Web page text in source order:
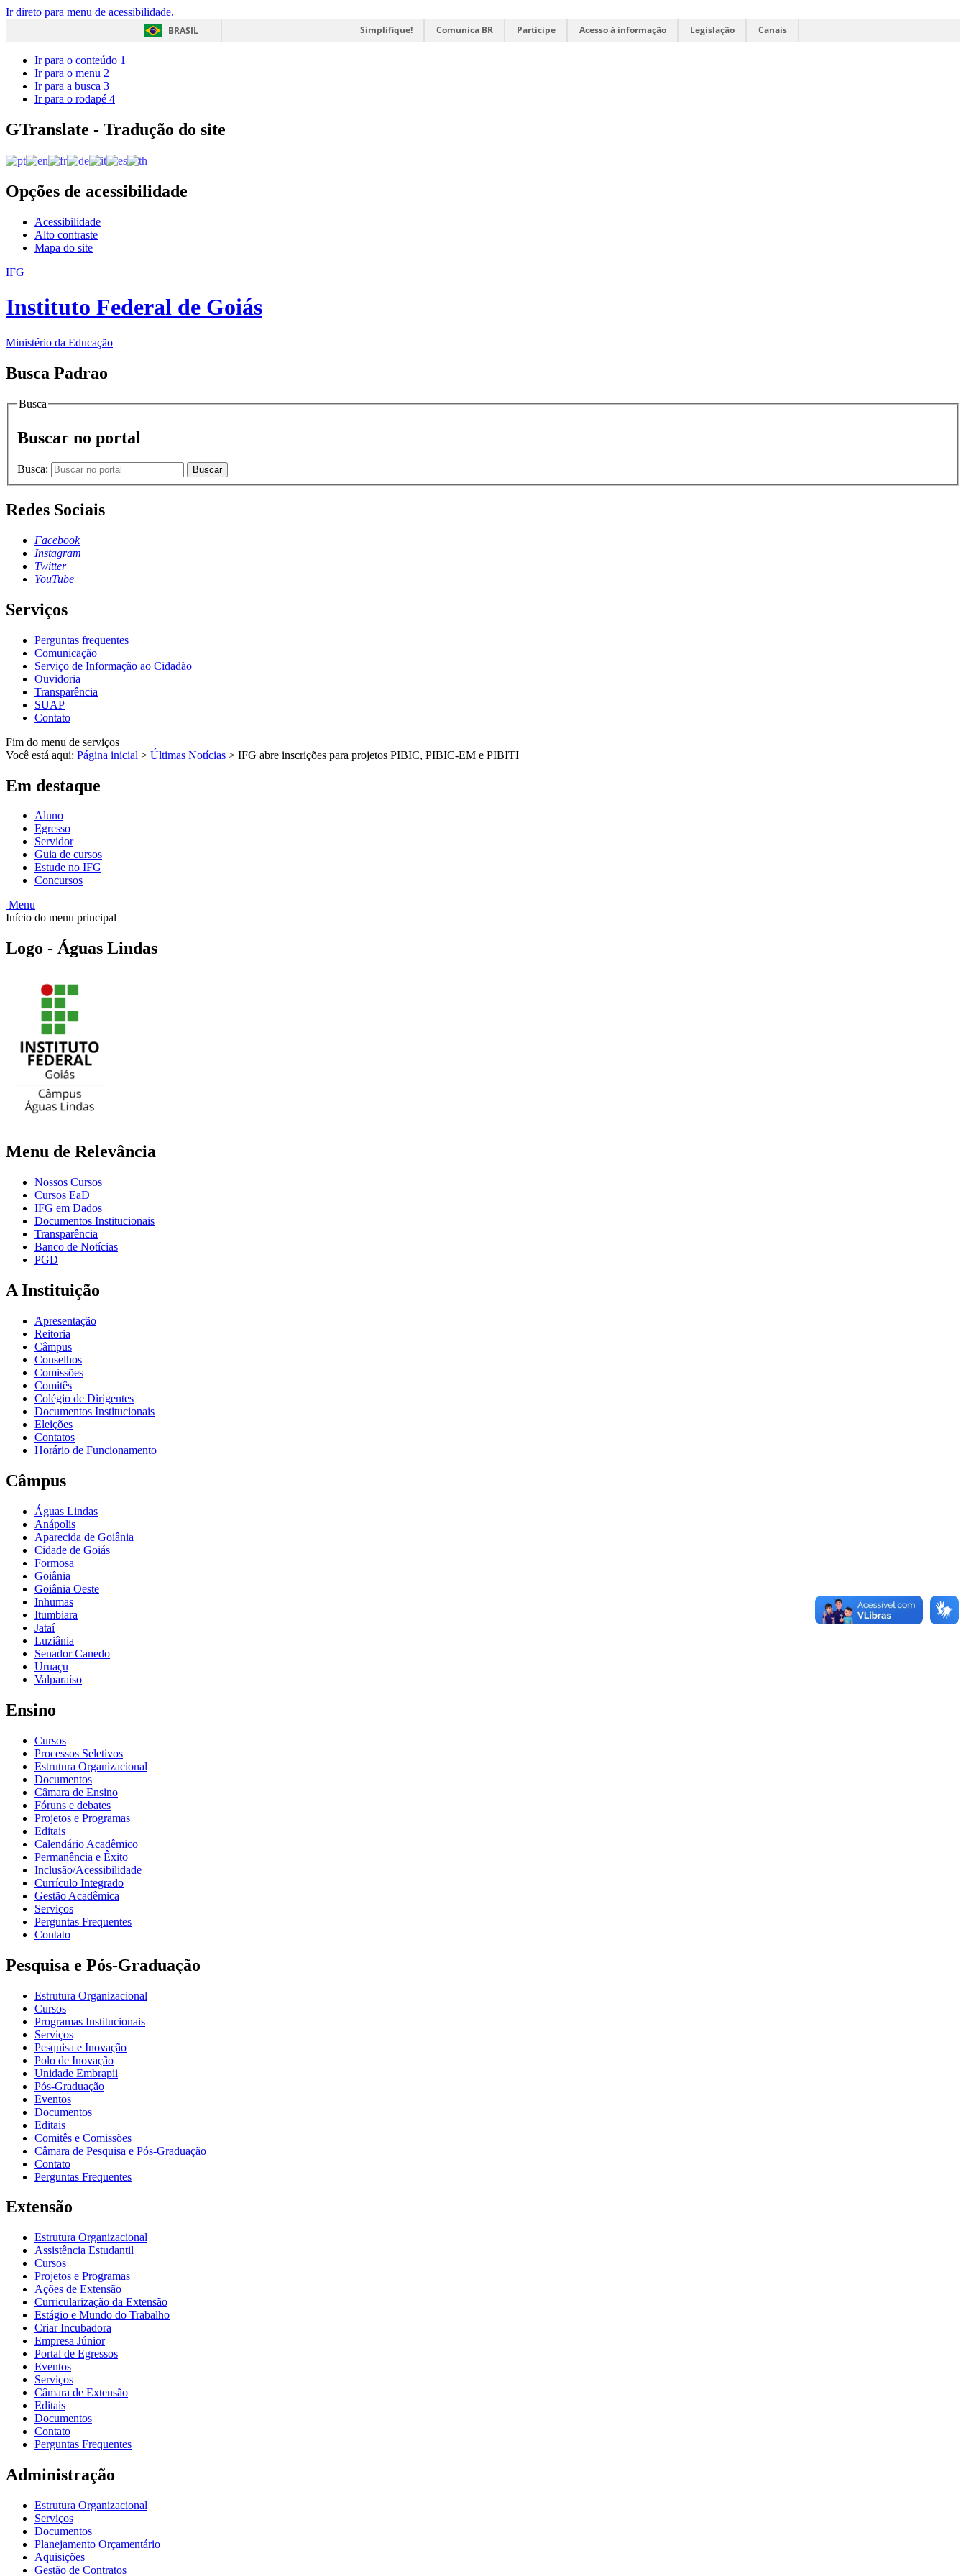
Ir direto para menu de acessibilidade.
BRASIL
Simplifique! Comunica BR Participe Acesso à informação Legislação Canais
Ir para o conteúdo 1
Ir para o menu 2
Ir para a busca 3
Ir para o rodapé 4
GTranslate - Tradução do site
Opções de acessibilidade
Acessibilidade
Alto contraste
Mapa do site
IFG
Instituto Federal de Goiás
Ministério da Educação
Busca Padrao
Busca
Buscar no portal
Busca: Buscar
Redes Sociais
Facebook
Instagram
Twitter
YouTube
Serviços
Perguntas frequentes
Comunicação
Serviço de Informação ao Cidadão
Ouvidoria
Transparência
SUAP
Contato
Fim do menu de serviços
Você está aqui: Página inicial > Últimas Notícias > IFG abre inscrições para projetos PIBIC, PIBIC-EM e PIBITI
Em destaque
Aluno
Egresso
Servidor
Guia de cursos
Estude no IFG
Concursos
Menu
Início do menu principal
Logo - Águas Lindas
Menu de Relevância
Nossos Cursos
Cursos EaD
IFG em Dados
Documentos Institucionais
Transparência
Banco de Notícias
PGD
A Instituição
Apresentação
Reitoria
Câmpus
Conselhos
Comissões
Comitês
Colégio de Dirigentes
Documentos Institucionais
Eleições
Contatos
Horário de Funcionamento
Câmpus
Águas Lindas
Anápolis
Aparecida de Goiânia
Cidade de Goiás
Formosa
Goiânia
Goiânia Oeste
Inhumas
Itumbiara
Jataí
Luziânia
Senador Canedo
Uruaçu
Valparaíso
Ensino
Cursos
Processos Seletivos
Estrutura Organizacional
Documentos
Câmara de Ensino
Fóruns e debates
Projetos e Programas
Editais
Calendário Acadêmico
Permanência e Êxito
Inclusão/Acessibilidade
Currículo Integrado
Gestão Acadêmica
Serviços
Perguntas Frequentes
Contato
Pesquisa e Pós-Graduação
Estrutura Organizacional
Cursos
Programas Institucionais
Serviços
Pesquisa e Inovação
Polo de Inovação
Unidade Embrapii
Pós-Graduação
Eventos
Documentos
Editais
Comitês e Comissões
Câmara de Pesquisa e Pós-Graduação
Contato
Perguntas Frequentes
Extensão
Estrutura Organizacional
Assistência Estudantil
Cursos
Projetos e Programas
Ações de Extensão
Curricularização da Extensão
Estágio e Mundo do Trabalho
Criar Incubadora
Empresa Júnior
Portal de Egressos
Eventos
Serviços
Câmara de Extensão
Editais
Documentos
Contato
Perguntas Frequentes
Administração
Estrutura Organizacional
Serviços
Documentos
Planejamento Orçamentário
Aquisições
Gestão de Contratos